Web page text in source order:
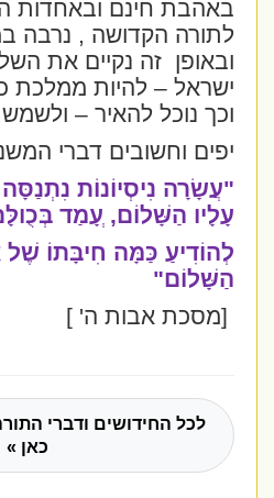
באהבת חינם ובאחדות
לתורה הקדושה , נרבה
ובאופן זה נקיים את
ישראל – להיות ממלכת
וכך נוכל להאיר – ולשמש
יפים וחשובים דברי
"עֲשָׂרָה נִיסְיוֹנוֹת נִתְנַסָּה
עָלָיו הַשָּׁלוֹם, ְעָמַד
לְהוֹדִיעַ כַּמָּה חִיבָּתוֹ שֶׁל
הַשָּׁלוֹם"
[מסכת אבות ה' ]
לכל החידושים ודברי התורה
כאן »